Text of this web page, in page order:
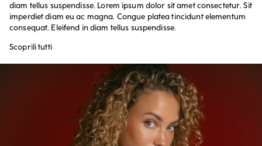
diam tellus suspendisse. Lorem ipsum dolor sit amet consectetur. Sit
imperdiet diam eu ac magna. Congue platea tincidunt elementum
consequat. Eleifend in diam tellus suspendisse.
Scoprili tutti